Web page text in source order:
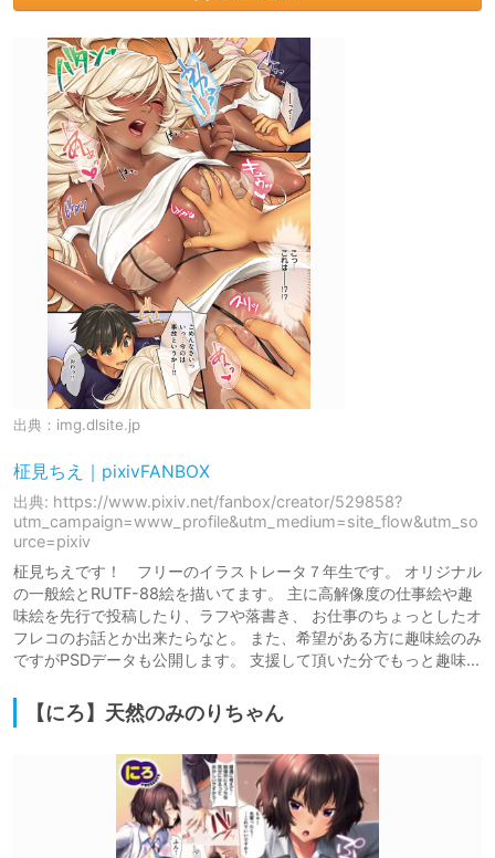
出典： img.dlsite.jp
柾見ちえ｜pixivFANBOX
出典: https://www.pixiv.net/fanbox/creator/529858?
utm_campaign=www_profile&utm_medium=site_flow&utm_so
urce=pixiv
柾見ちえです！ フリーのイラストレータ７年生です。 オリジナル
の一般絵とRUTF-88絵を描いてます。 主に高解像度の仕事絵や趣
味絵を先行で投稿したり、ラフや落書き、 お仕事のちょっとしたオ
フレコのお話とか出来たらなと。 また、希望がある方に趣味絵のみ
ですがPSDデータも公開します。 支援して頂いた分でもっと趣味...
【にろ】天然のみのりちゃん